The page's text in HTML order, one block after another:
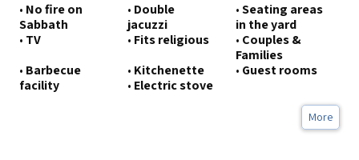
• No fire on
Sabbath
• Double
jacuzzi
•Seating areas
in the yard
• TV • Fits religious • Couples &
Families
• Barbecue
facility
• Kitchenette • Guest rooms
• Electric stove
More